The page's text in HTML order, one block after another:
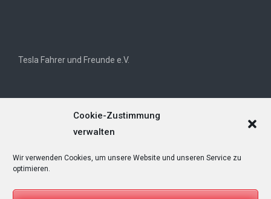
Cookie-Zustimmung
verwalten
Wir verwenden Cookies, um unsere Website und unseren Service zu
optimieren.
Tesla Fahrer und Freunde e.V.
Tesla Owners Club Helvetia (TOCH)